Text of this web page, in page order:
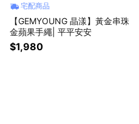
宅配商品
【GEMYOUNG 晶漾】黃金串珠
金蘋果手繩| 平平安安
$1,980